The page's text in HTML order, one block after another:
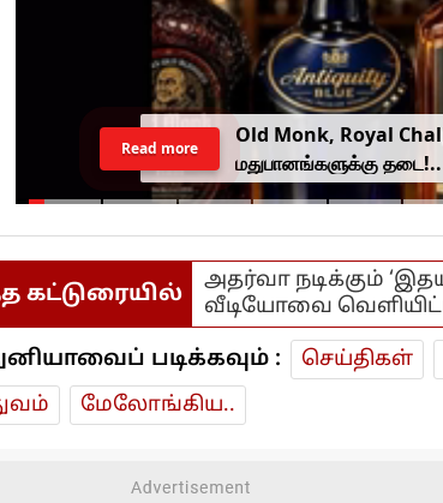
Old Monk, Royal
மதுபானங்களுக்கு
பாதுகாப்பு ஆணையம்
Read more
கட்டுரையில்
அதர்வா நடிக்கும்
வீடியோவை வெளியிட்ட
படிக்கவும் : செய்திகள்
மேலோங்கிய..